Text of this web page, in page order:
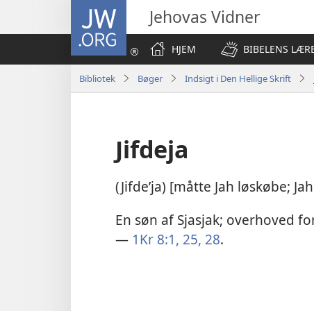
JW.ORG Jehovas Vidner
HJEM
BIBELENS
Bibliotek Bøger Indsigt i Den Hellige Skrift
Jifdeja
(Jifdeʹja) [måtte Jah løskøbe;
En søn af Sjasjak; overhoved
— 1Kr 8:1, 25, 28.